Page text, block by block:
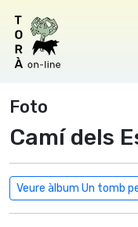
Foto
Camí dels
Veure àlbum Un tomb